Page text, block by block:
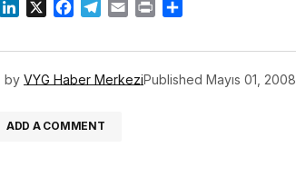
WhatsApp
LinkedIn
X Facebook
Telegram
Email Print
by VYG Haber MerkeziPublished Mayıs 01, 2008
ADD A COMMENT